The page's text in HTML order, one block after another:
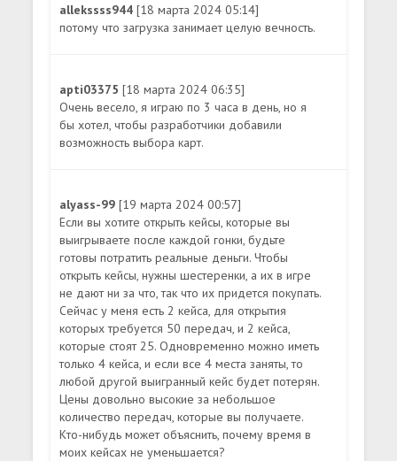
allekssss944[18 марта 2024 05:14]
потому что загрузка занимает целую вечность.
apti03375[18 марта 2024 06:35]
Очень весело, я играю по 3 часа в день, но я
бы хотел, чтобы разработчики добавили
возможность выбора карт.
alyass-99[19 марта 2024 00:57]
Если вы хотите открыть кейсы, которые вы
выигрываете после каждой гонки, будьте
готовы потратить реальные деньги. Чтобы
открыть кейсы, нужны шестеренки, а их в игре
не дают ни за что, так что их придется покупать.
Сейчас у меня есть 2 кейса, для открытия
которых требуется 50 передач, и 2 кейса,
которые стоят 25. Одновременно можно иметь
только 4 кейса, и если все 4 места заняты, то
любой другой выигранный кейс будет потерян.
Цены довольно высокие за небольшое
количество передач, которые вы получаете.
Кто-нибудь может объяснить, почему время в
моих кейсах не уменьшается?